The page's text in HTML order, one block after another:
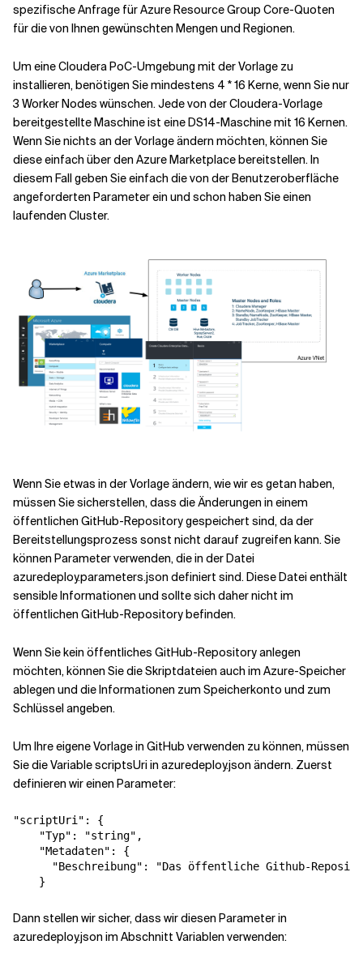
spezifische Anfrage für Azure Resource Group Core-Quoten
für die von Ihnen gewünschten Mengen und Regionen.
Um eine Cloudera PoC-Umgebung mit der Vorlage zu
installieren, benötigen Sie mindestens 4 * 16 Kerne, wenn Sie nur
3 Worker Nodes wünschen. Jede von der Cloudera-Vorlage
bereitgestellte Maschine ist eine DS14-Maschine mit 16 Kernen.
Wenn Sie nichts an der Vorlage ändern möchten, können Sie
diese einfach über den Azure Marketplace bereitstellen. In
diesem Fall geben Sie einfach die von der Benutzeroberfläche
angeforderten Parameter ein und schon haben Sie einen
laufenden Cluster.
Wenn Sie etwas in der Vorlage ändern, wie wir es getan haben,
müssen Sie sicherstellen, dass die Änderungen in einem
öffentlichen GitHub-Repository gespeichert sind, da der
Bereitstellungsprozess sonst nicht darauf zugreifen kann. Sie
können Parameter verwenden, die in der Datei
azuredeploy.parameters.json definiert sind. Diese Datei enthält
sensible Informationen und sollte sich daher nicht im
öffentlichen GitHub-Repository befinden.
Wenn Sie kein öffentliches GitHub-Repository anlegen
möchten, können Sie die Skriptdateien auch im Azure-Speicher
ablegen und die Informationen zum Speicherkonto und zum
Schlüssel angeben.
Um Ihre eigene Vorlage in GitHub verwenden zu können, müssen
Sie die Variable scriptsUri in azuredeploy.json ändern. Zuerst
definieren wir einen Parameter:
"scriptUri" :
{
"Typ" : "string" ,
"Metadaten" :
{
"Beschreibung" :
"Das öffentliche Github-
}
Dann stellen wir sicher, dass wir diesen Parameter in
azuredeploy.json im Abschnitt Variablen verwenden: